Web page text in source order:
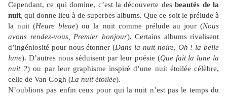
Cependant, ce qui domine, c’est la découverte desbeautés de la
nuit, qui donne lieu à de superbes albums. Que ce soit le prélude à
la nuit (Heure bleue) ou la nuit comme prélude au jour (Nous
avons rendez-vous, Premier bonjour). Certains albums rivalisent
d’ingéniosité pour nous étonner (Dans la nuit noire, Oh ! la belle
lune). D’autres nous séduisent par leur poésie (Que fait la lune la
nuit ?) ou par leur graphisme inspiré d’une nuit étoilée célèbre,
celle de Van Gogh (La nuit étoilée).
N’oublions pas enfin ceux pour qui la nuit n’est pas le temps du